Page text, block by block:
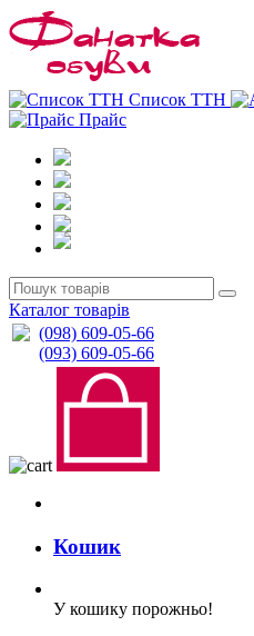
Список ТТН
Прайс
Каталог товарів
(098) 609-05-66
(093) 609-05-66
Кошик
У кошику порожньо!